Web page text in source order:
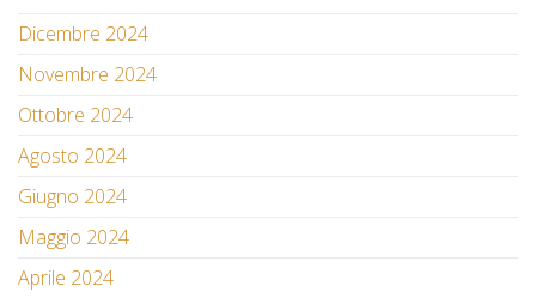
Dicembre 2024
Novembre 2024
Ottobre 2024
Agosto 2024
Giugno 2024
Maggio 2024
Aprile 2024